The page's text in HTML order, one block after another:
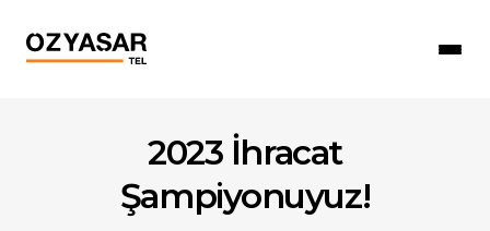
2023 İhracat
Şampiyonuyuz!